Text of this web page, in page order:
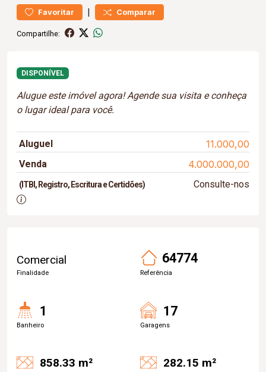
Favoritar | Comparar
Compartilhe:
DISPONÍVEL
Alugue este imóvel agora! Agende sua visita e conheça
o lugar ideal para você.
Aluguel 11.000,00
Venda 4.000.000,00
(ITBI, Registro, Escritura e Certidões) Consulte-nos
Comercial
Finalidade
64774
Referência
1
Banheiro
17
Garagens
858.33 m² 282.15 m²